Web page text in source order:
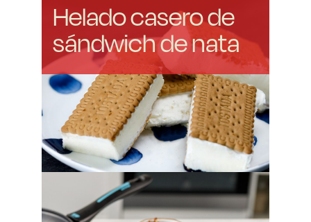
Helado casero de
sándwich de nata